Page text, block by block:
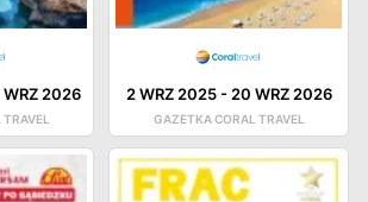
WRZ 2026 2 WRZ 2025- 20 WRZ 2026
GAZETKA CORAL TRAVEL